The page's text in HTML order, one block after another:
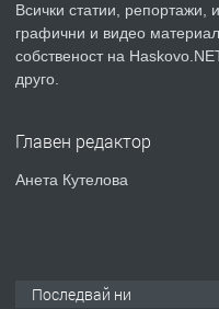
ПРЕДЛАГА
Всички статии, репортажи,
графични и видео
собственост на
друго.
Главен редактор
Анета Кутелова
Последвай ни